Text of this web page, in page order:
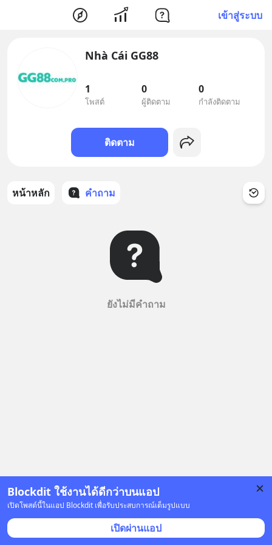
เข้าสู่ระบบ
Blockdit ใช้งานได้ดีกว่าบนแอป
เปิดโพสต์นี้ในแอป Blockdit เพื่อรับประสบการณ์เต็มรูปแบบ
เปิดผ่านแอป
Nhà Cái GG88
1
โพสต์
0
ผู้ติดตาม
0
กำลังติดตาม
ติดตาม
หน้าหลัก คำถาม
ยังไม่มีคำถาม